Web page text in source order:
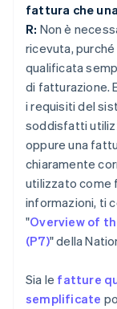
fattura che
R: Non è
ricevuta,
qualificata
di fatturazione.
i requisiti del
soddisfatti
oppure una
chiaramente
utilizzato come
informazioni, ti
"Overview of
(P7)" della
Sia le fatture
semplificate